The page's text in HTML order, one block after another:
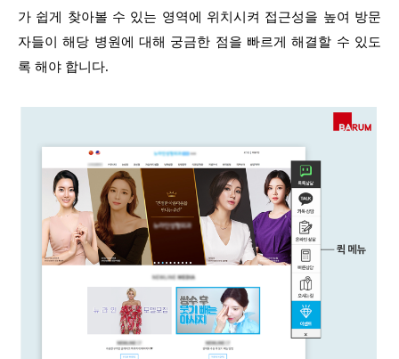
가 쉽게 찾아볼 수 있는 영역에 위치시켜 접근성을 높여 방문
자들이 해당 병원에 대해 궁금한 점을 빠르게 해결할 수 있도
록 해야 합니다.